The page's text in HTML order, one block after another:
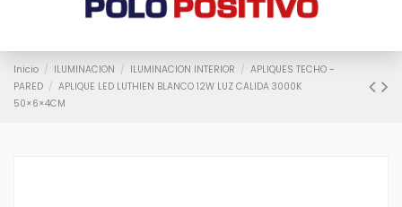
Inicio ILUMINACION ILUMINACION INTERIOR
APLIQUES TECHO -
PARED
APLIQUE LED LUTHIEN BLANCO 12W LUZ CALIDA 3000K
50×6×4CM